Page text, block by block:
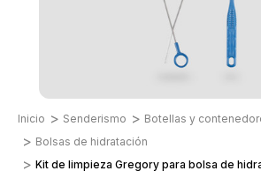
Inicio Senderismo
Botellas y
Bolsas de hidratación
Kit de limpieza Gregory para bolsa de